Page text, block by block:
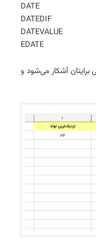
DATE
DATEDIF
DATEVALUE
EDATE
آشکار می‌شود و